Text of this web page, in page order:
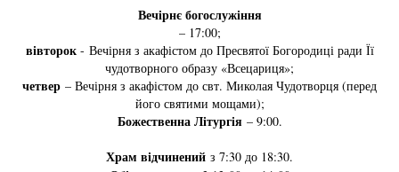
Вечірнє богослужіння
– 17:00;
вівторок- Вечірня з акафістом до Пресвятої Богородиці ради Її
чудотворного образу «Всецариця»;
четвер – Вечірня з акафістом до свт. Миколая Чудотворця (перед
його святими мощами);
Божественна Літургія– 9:00.
Храм відчинений з 7:30 до 18:30.